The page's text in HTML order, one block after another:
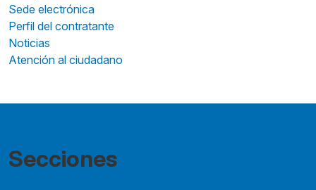
Sede electrónica
Perfil del contratante
Noticias
Atención al ciudadano
Secciones